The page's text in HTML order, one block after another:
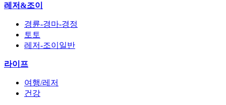
레저&조이
경륜-경마-경정
토토
레저-조이일반
라이프
여행/레저
건강